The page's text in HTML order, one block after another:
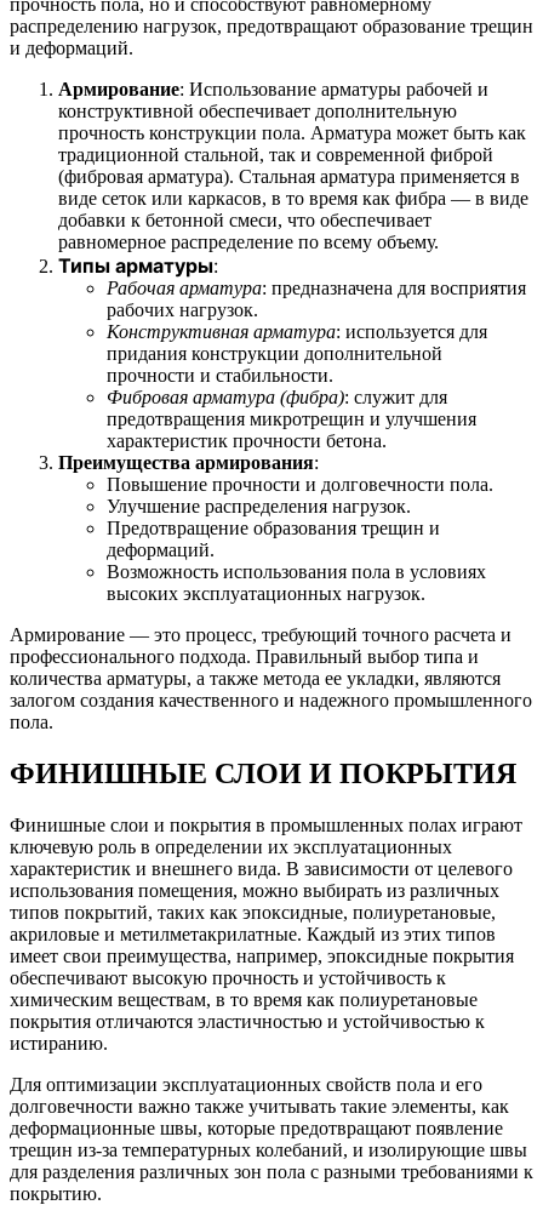
прочность пола, но и способствуют равномерному
распределению нагрузок, предотвращают образование трещин
и деформаций.
Армирование: Использование арматуры рабочей и
конструктивной обеспечивает дополнительную
прочность конструкции пола. Арматура может быть как
традиционной стальной, так и современной фиброй
(фибровая арматура). Стальная арматура применяется в
виде сеток или каркасов, в то время как фибра — в виде
добавки к бетонной смеси, что обеспечивает
равномерное распределение по всему объему.
Типы арматуры:
Рабочая арматура: предназначена для восприятия
рабочих нагрузок.
Конструктивная арматура: используется для
придания конструкции дополнительной
прочности и стабильности.
Фибровая арматура (фибра): служит для
предотвращения микротрещин и улучшения
характеристик прочности бетона.
Преимущества армирования:
Повышение прочности и долговечности пола.
Улучшение распределения нагрузок.
Предотвращение образования трещин и
деформаций.
Возможность использования пола в условиях
высоких эксплуатационных нагрузок.
Армирование — это процесс, требующий точного расчета и
профессионального подхода. Правильный выбор типа и
количества арматуры, а также метода ее укладки, являются
залогом создания качественного и надежного промышленного
пола.
ФИНИШНЫЕ СЛОИ И ПОКРЫТИЯ
Финишные слои и покрытия в промышленных полах играют
ключевую роль в определении их эксплуатационных
характеристик и внешнего вида. В зависимости от целевого
использования помещения, можно выбирать из различных
типов покрытий, таких как эпоксидные, полиуретановые,
акриловые и метилметакрилатные. Каждый из этих типов
имеет свои преимущества, например, эпоксидные покрытия
обеспечивают высокую прочность и устойчивость к
химическим веществам, в то время как полиуретановые
покрытия отличаются эластичностью и устойчивостью к
истиранию.
Для оптимизации эксплуатационных свойств пола и его
долговечности важно также учитывать такие элементы, как
деформационные швы, которые предотвращают появление
трещин из-за температурных колебаний, и изолирующие швы
для разделения различных зон пола с разными требованиями к
покрытию.